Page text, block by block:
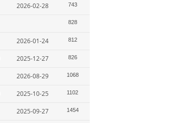
2026-02-28 743
828
2026-01-24 812
2025-12-27 826
2026-08-29 1068
2025-10-25 1102
2025-09-27 1454